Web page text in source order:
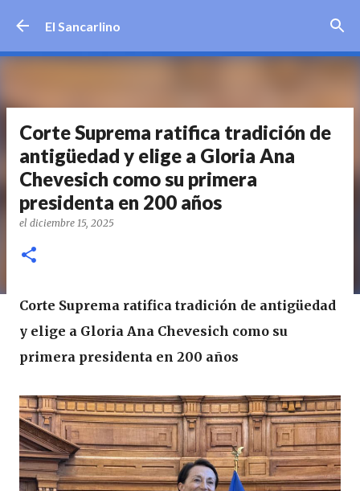
El Sancarlino
Corte Suprema ratifica tradición de
antigüedad y elige a Gloria Ana
Chevesich como su primera
presidenta en 200 años
el diciembre 15, 2025
Corte Suprema ratifica tradición de antigüedad
y elige a Gloria Ana Chevesich como su
primera presidenta en 200 años